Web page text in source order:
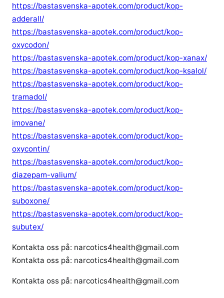
https://bastasvenska-apotek.com/product/kop-
adderall/
https://bastasvenska-apotek.com/product/kop-
oxycodon/
https://bastasvenska-apotek.com/product/kop-xanax/
https://bastasvenska-apotek.com/product/kop-ksalol/
https://bastasvenska-apotek.com/product/kop-
tramadol/
https://bastasvenska-apotek.com/product/kop-
imovane/
https://bastasvenska-apotek.com/product/kop-
oxycontin/
https://bastasvenska-apotek.com/product/kop-
diazepam-valium/
https://bastasvenska-apotek.com/product/kop-
suboxone/
https://bastasvenska-apotek.com/product/kop-
subutex/
Kontakta oss på: narcotics4health@gmail.com
Kontakta oss på: narcotics4health@gmail.com
Kontakta oss på: narcotics4health@gmail.com